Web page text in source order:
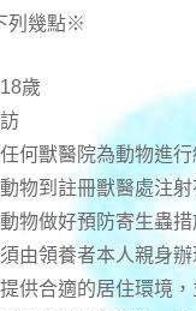
列幾點※
歲
何獸醫院為動物進行
物到註冊獸醫處注
物做好預防寄生蟲措
由領養者本人親身辦
供合適的居住環境